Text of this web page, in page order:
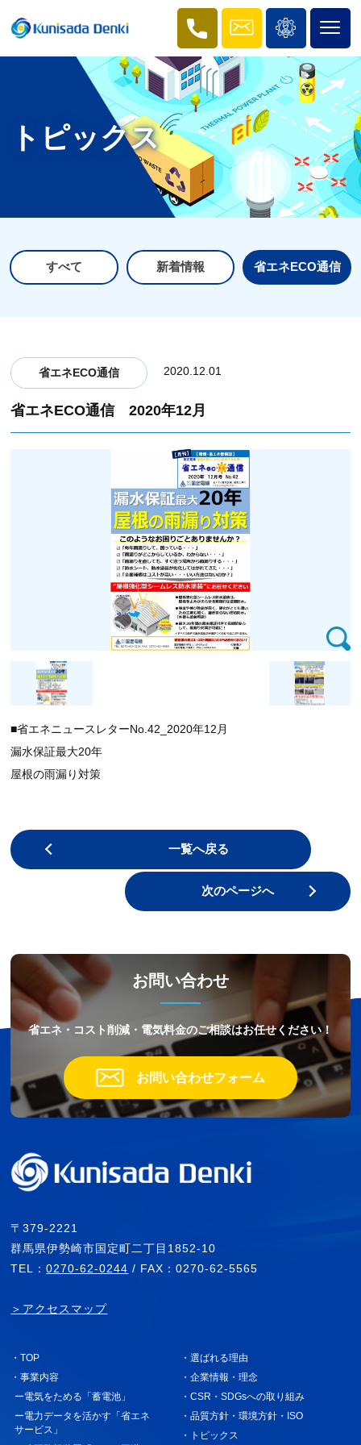
トピックス
すべて 新着情報 省エネECO通信
省エネECO通信 2020.12.01
省エネECO通信 2020年12月
■省エネニュースレターNo.42_2020年12月
漏水保証最大20年
屋根の雨漏り対策
一覧へ戻る
次のページへ
お問い合わせ
省エネ・コスト削減・電気料金のご相談はお任せください！
お問い合わせフォーム
〒379-2221
群馬県伊勢崎市国定町二丁目1852-10
TEL：0270-62-0244 / FAX：0270-62-5565
＞アクセスマップ
・TOP
・事業内容
ー電気をためる「蓄電池」
ー電力データを活かす「省エネ
サービス」
・選ばれる理由
・企業情報・理念
・CSR・SDGsへの取り組み
・品質方針・環境方針・ISO
・トピックス